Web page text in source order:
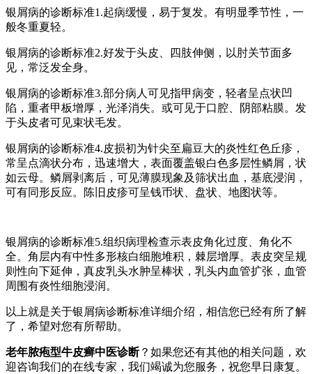
银屑病的诊断标准1.起病缓慢，易于复发。有明显季节性，一
般冬重夏轻。
银屑病的诊断标准2.好发于头皮、四肢伸侧，以肘关节面多
见，常泛发全身。
银屑病的诊断标准3.部分病人可见指甲病变，轻者呈点状凹
陷，重者甲板增厚，光泽消失。或可见于口腔、阴部粘膜。发
于头皮者可见束状毛发。
银屑病的诊断标准4.皮损初为针尖至扁豆大的炎性红色丘疹，
常呈点滴状分布，迅速增大，表面覆盖银白色多层性鳞屑，状
如云母。鳞屑剥离后，可见薄膜现象及筛状出血，基底浸润，
可有同形反应。陈旧皮疹可呈钱币状、盘状、地图状等。
银屑病的诊断标准5.组织病理检查示表皮角化过度、角化不
全。角层内有中性多形核白细胞堆积，棘层增厚。表皮突呈规
则性向下延伸，真皮乳头水肿呈棒状，乳头内血管扩张，血管
周围有炎性细胞浸润。
以上就是关于银屑病诊断标准详细介绍，相信您已经有所了解
了，希望对您有所帮助。
老年脓疱型牛皮癣中医诊断？如果您还有其他的相关问题，欢
迎咨询我们的在线专家，我们竭诚为您服务，祝您早日康复。